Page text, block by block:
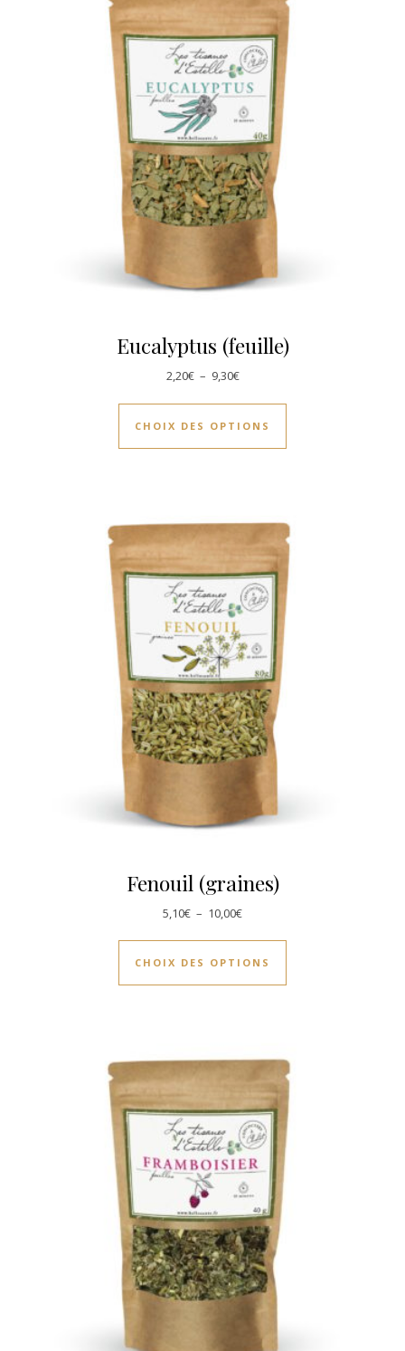
Eucalyptus (feuille)
2,20€ – 9,30€Plage de prix : 2,20€ à 9,30€
CHOIX DES OPTIONS
Ce produit a
Fenouil (graines)
5,10€ – 10,00€Plage de prix : 5,10€ à 10,00€
CHOIX DES OPTIONS
Ce produit a